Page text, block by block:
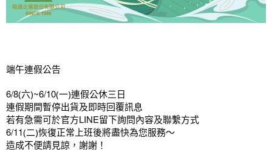
端午連假公告
6/8(六)~6/10(一)連假公休三日
連假期間暫停出貨及即時回覆訊息
若有急需可於官方LINE留下詢問內容及聯繫方式
6/11(二)恢復正常上班後將盡快為您服務～
造成不便請見諒，謝謝！